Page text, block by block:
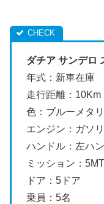
ダチア サンデロ
年式：新車在庫
走行距離：10Km
色：ブルーメタ
エンジン：ガソ
ハンドル：左ハ
ミッション：5MT
ドア：5ドア
乗員：5名